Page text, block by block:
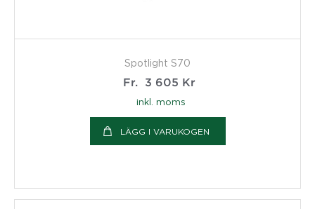
Spotlight S70
Fr.
3 605 Kr
inkl. moms
LÄGG I VARUKOGEN